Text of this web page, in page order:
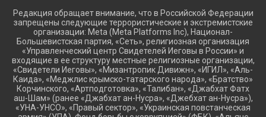
Редакция обращает внимание, что в Российской Федерации
запрещены следующие террористические и экстремистские
организации: Meta (Meta Platforms Inc), Национал-
Большевистская партия, «Сеть», религиозная организация
«Управленческий центр Свидетелей Иеговы в России» и
входящие в ее структуру местные религиозные организации,
«Свидетели Иеговы», «Мизантропик Дивижн», «ИГИЛ», «Аль-
Каида», «Меджлис крымско-татарского народа», «Братство»
Корчинского, «Артподготовка», «Талибан», «Джабхат Фатх
аш-Шам» (ранее «Джабхат ан-Нусра», «Джебхат ан-Нусра»),
«УНА-УНСО», «Правый сектор», «Украинская повстанческая